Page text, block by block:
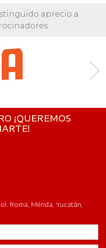
aprecio a
¡QUEREMOS
Roma, Mérida, Yucatán,